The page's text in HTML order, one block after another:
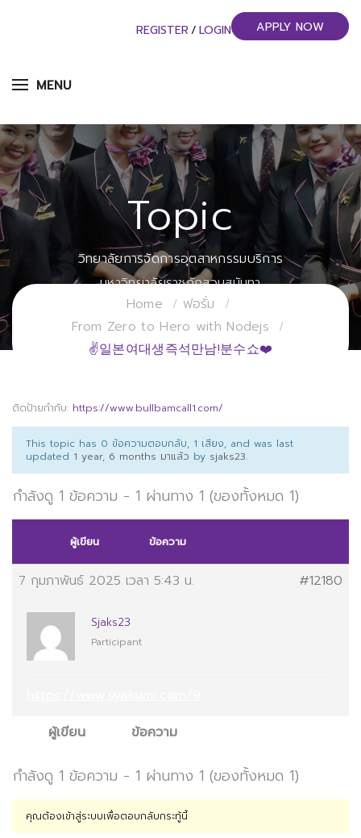
MENU
REGISTER / LOGIN APPLY NOW
Topic
วิทยาลัยการจัดการอุตสาหกรรมบริการ
มหาวิทยาลัยราชภัฏสวนสุนันทา
Home
ฟอรั่ม
From Zero to Hero with Nodejs
✌일본여대생즉석만남!분수쇼❤️
ติดป้ายกำกับ: https://www.bullbamcall1.com/
This topic has 0 ข้อความตอบกลับ, 1 เสียง, and was last
updated 1 year, 6 months มาแล้ว by sjaks23.
กำลังดู 1 ข้อความ - 1 ผ่านทาง 1 (ของทั้งหมด 1)
ผู้เขียน ข้อความ
7 กุมภาพันธ์ 2025 เวลา 5:43 น. #12180
Sjaks23
Participant
ผู้เขียน
ข้อความ
กำลังดู 1 ข้อความ - 1 ผ่านทาง 1 (ของทั้งหมด 1)
คุณต้องเข้าสู่ระบบเพื่อตอบกลับกระทู้นี้